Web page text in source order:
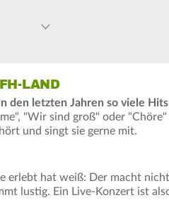
LAND
den letzten Jahren so viele
"Wir sind groß" oder "Chöre"
und singt sie gerne mit.
erlebt hat weiß: Der macht
lustig. Ein Live-Konzert ist